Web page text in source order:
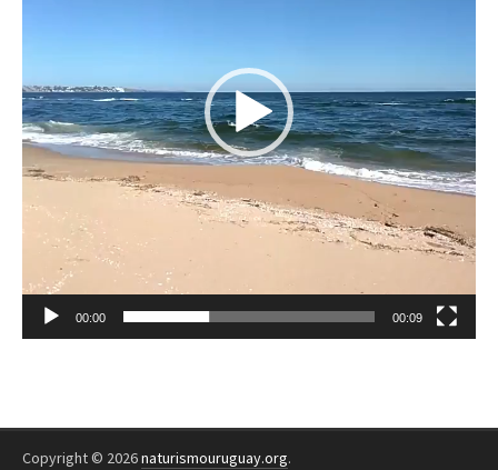
00:00 00:09
Copyright © 2026naturismouruguay.org.